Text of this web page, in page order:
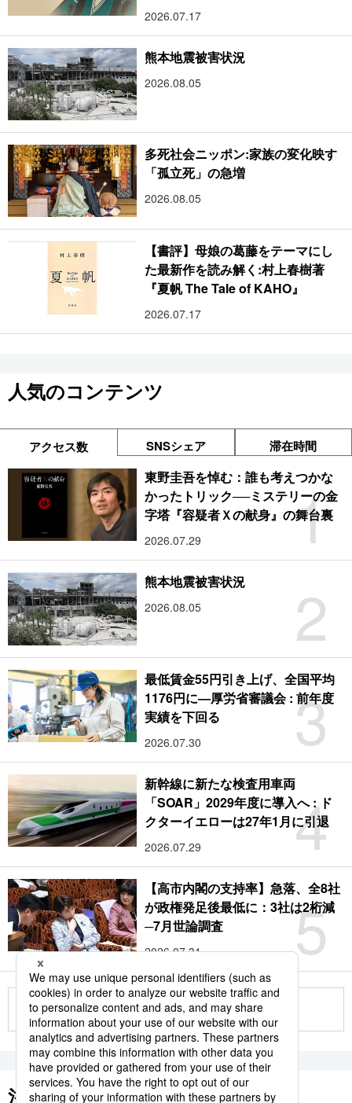
2026.07.17
熊本地震被害状況
2026.08.05
多死社会ニッポン:家族の変化映す
「孤立死」の急増
2026.08.05
【書評】母娘の葛藤をテーマにし
た最新作を読み解く:村上春樹著
『夏帆 The Tale of KAHO』
2026.07.17
人気のコンテンツ
アクセス数 SNSシェア 滞在時間
1
東野圭吾を悼む：誰も考えつかな
かったトリック──ミステリーの金
字塔『容疑者Ｘの献身』の舞台裏
2026.07.29
2
熊本地震被害状況
2026.08.05
3
最低賃金55円引き上げ、全国平均
1176円に―厚労省審議会 : 前年度
実績を下回る
2026.07.30
4
新幹線に新たな検査用車両
「SOAR」2029年度に導入へ : ド
クターイエローは27年1月に引退
2026.07.29
5
【高市内閣の支持率】急落、全8社
が政権発足後最低に：3社は2桁減
─7月世論調査
2026.07.31
もっと見る
注目のキーワード